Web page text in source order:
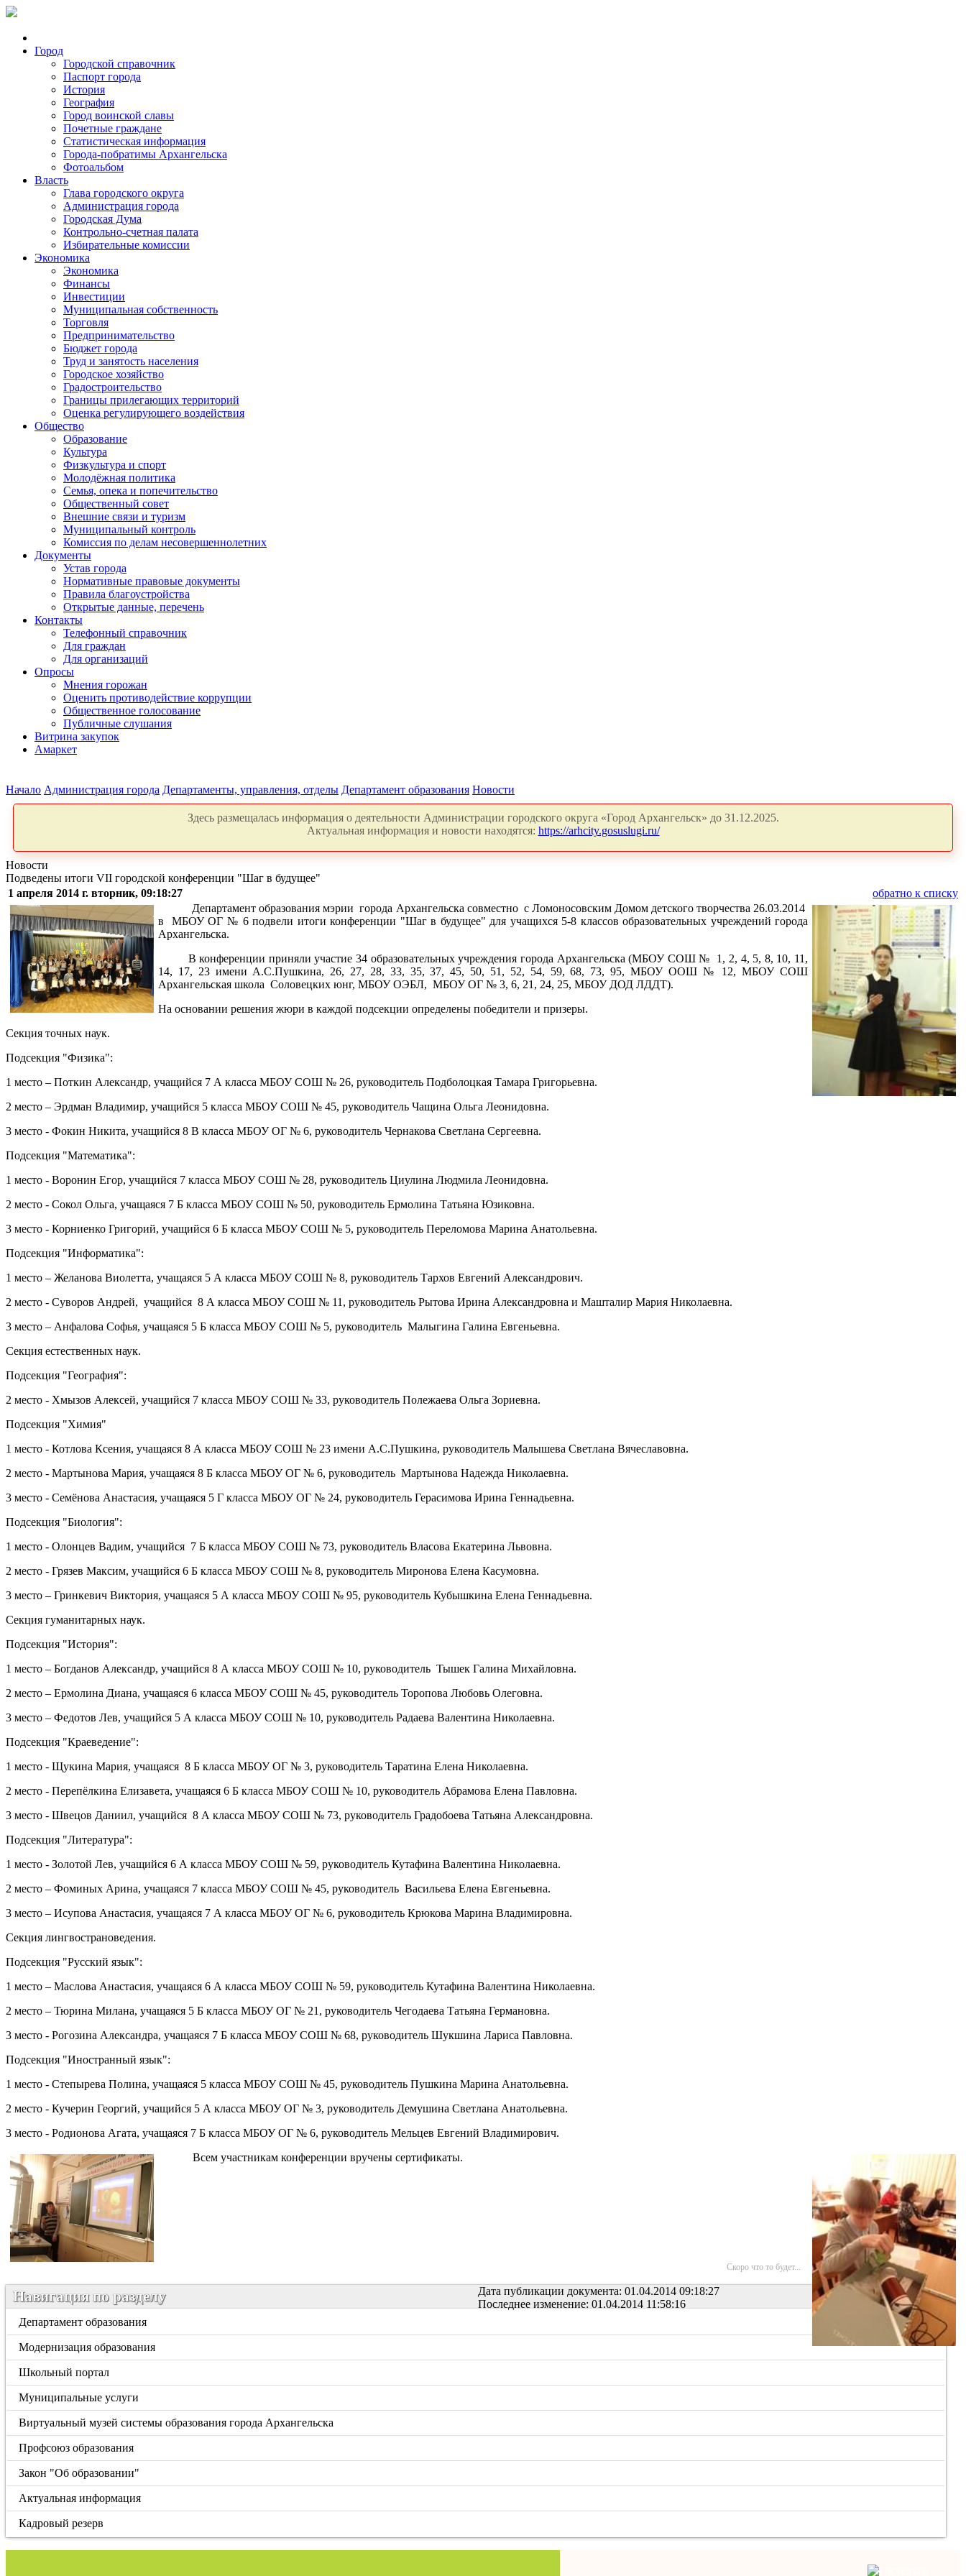
Город
Городской справочник
Паспорт города
История
География
Город воинской славы
Почетные граждане
Статистическая информация
Города-побратимы Архангельска
Фотоальбом
Власть
Глава городского округа
Администрация города
Городская Дума
Контрольно-счетная палата
Избирательные комиссии
Экономика
Экономика
Финансы
Инвестиции
Муниципальная собственность
Торговля
Предпринимательство
Бюджет города
Труд и занятость населения
Городское хозяйство
Градостроительство
Границы прилегающих территорий
Оценка регулирующего воздействия
Общество
Образование
Культура
Физкультура и спорт
Молодёжная политика
Семья, опека и попечительство
Общественный совет
Внешние связи и туризм
Муниципальный контроль
Комиссия по делам несовершеннолетних
Документы
Устав города
Нормативные правовые документы
Правила благоустройства
Открытые данные, перечень
Контакты
Телефонный справочник
Для граждан
Для организаций
Опросы
Мнения горожан
Оценить противодействие коррупции
Общественное голосование
Публичные слушания
Витрина закупок
Амаркет
Начало Администрация города Департаменты, управления, отделы Департамент образования Новости
Здесь размещалась информация о деятельности Администрации городского округа «Город Архангельск» до 31.12.2025.
Актуальная информация и новости находятся: https://arhcity.gosuslugi.ru/
Новости
Подведены итоги VII городской конференции "Шаг в будущее"
1 апреля 2014 г. вторник, 09:18:27
обратно к списку
Департамент образования мэрии города Архангельска совместно с Ломоносовским Домом детского творчества 26.03.2014
в МБОУ ОГ № 6 подвели итоги конференции "Шаг в будущее" для учащихся 5-8 классов образовательных учреждений города
Архангельска.
В конференции приняли участие 34 образовательных учреждения города Архангельска (МБОУ СОШ № 1, 2, 4, 5, 8, 10, 11,
14, 17, 23 имени А.С.Пушкина, 26, 27, 28, 33, 35, 37, 45, 50, 51, 52, 54, 59, 68, 73, 95, МБОУ ООШ № 12, МБОУ СОШ
Архангельская школа Соловецких юнг, МБОУ ОЭБЛ, МБОУ ОГ № 3, 6, 21, 24, 25, МБОУ ДОД ЛДДТ).
На основании решения жюри в каждой подсекции определены победители и призеры.
Секция точных наук.
Подсекция "Физика":
1 место – Поткин Александр, учащийся 7 А класса МБОУ СОШ № 26, руководитель Подболоцкая Тамара Григорьевна.
2 место – Эрдман Владимир, учащийся 5 класса МБОУ СОШ № 45, руководитель Чащина Ольга Леонидовна.
3 место - Фокин Никита, учащийся 8 В класса МБОУ ОГ № 6, руководитель Чернакова Светлана Сергеевна.
Подсекция "Математика":
1 место - Воронин Егор, учащийся 7 класса МБОУ СОШ № 28, руководитель Циулина Людмила Леонидовна.
2 место - Сокол Ольга, учащаяся 7 Б класса МБОУ СОШ № 50, руководитель Ермолина Татьяна Юзиковна.
3 место - Корниенко Григорий, учащийся 6 Б класса МБОУ СОШ № 5, руководитель Переломова Марина Анатольевна.
Подсекция "Информатика":
1 место – Желанова Виолетта, учащаяся 5 А класса МБОУ СОШ № 8, руководитель Тархов Евгений Александрович.
2 место - Суворов Андрей, учащийся 8 А класса МБОУ СОШ № 11, руководитель Рытова Ирина Александровна и Машталир Мария Николаевна.
3 место – Анфалова Софья, учащаяся 5 Б класса МБОУ СОШ № 5, руководитель Малыгина Галина Евгеньевна.
Секция естественных наук.
Подсекция "География":
2 место - Хмызов Алексей, учащийся 7 класса МБОУ СОШ № 33, руководитель Полежаева Ольга Зориевна.
Подсекция "Химия"
1 место - Котлова Ксения, учащаяся 8 А класса МБОУ СОШ № 23 имени А.С.Пушкина, руководитель Малышева Светлана Вячеславовна.
2 место - Мартынова Мария, учащаяся 8 Б класса МБОУ ОГ № 6, руководитель Мартынова Надежда Николаевна.
3 место - Семёнова Анастасия, учащаяся 5 Г класса МБОУ ОГ № 24, руководитель Герасимова Ирина Геннадьевна.
Подсекция "Биология":
1 место - Олонцев Вадим, учащийся 7 Б класса МБОУ СОШ № 73, руководитель Власова Екатерина Львовна.
2 место - Грязев Максим, учащийся 6 Б класса МБОУ СОШ № 8, руководитель Миронова Елена Касумовна.
3 место – Гринкевич Виктория, учащаяся 5 А класса МБОУ СОШ № 95, руководитель Кубышкина Елена Геннадьевна.
Секция гуманитарных наук.
Подсекция "История":
1 место – Богданов Александр, учащийся 8 А класса МБОУ СОШ № 10, руководитель Тышек Галина Михайловна.
2 место – Ермолина Диана, учащаяся 6 класса МБОУ СОШ № 45, руководитель Торопова Любовь Олеговна.
3 место – Федотов Лев, учащийся 5 А класса МБОУ СОШ № 10, руководитель Радаева Валентина Николаевна.
Подсекция "Краеведение":
1 место - Щукина Мария, учащаяся 8 Б класса МБОУ ОГ № 3, руководитель Таратина Елена Николаевна.
2 место - Перепёлкина Елизавета, учащаяся 6 Б класса МБОУ СОШ № 10, руководитель Абрамова Елена Павловна.
3 место - Швецов Даниил, учащийся 8 А класса МБОУ СОШ № 73, руководитель Градобоева Татьяна Александровна.
Подсекция "Литература":
1 место - Золотой Лев, учащийся 6 А класса МБОУ СОШ № 59, руководитель Кутафина Валентина Николаевна.
2 место – Фоминых Арина, учащаяся 7 класса МБОУ СОШ № 45, руководитель Васильева Елена Евгеньевна.
3 место – Исупова Анастасия, учащаяся 7 А класса МБОУ ОГ № 6, руководитель Крюкова Марина Владимировна.
Секция лингвострановедения.
Подсекция "Русский язык":
1 место – Маслова Анастасия, учащаяся 6 А класса МБОУ СОШ № 59, руководитель Кутафина Валентина Николаевна.
2 место – Тюрина Милана, учащаяся 5 Б класса МБОУ ОГ № 21, руководитель Чегодаева Татьяна Германовна.
3 место - Рогозина Александра, учащаяся 7 Б класса МБОУ СОШ № 68, руководитель Шукшина Лариса Павловна.
Подсекция "Иностранный язык":
1 место - Степырева Полина, учащаяся 5 класса МБОУ СОШ № 45, руководитель Пушкина Марина Анатольевна.
2 место - Кучерин Георгий, учащийся 5 А класса МБОУ ОГ № 3, руководитель Демушина Светлана Анатольевна.
3 место - Родионова Агата, учащаяся 7 Б класса МБОУ ОГ № 6, руководитель Мельцев Евгений Владимирович.
Всем участникам конференции вручены сертификаты.
Скоро что то будет...
Дата публикации документа: 01.04.2014 09:18:27
Последнее изменение: 01.04.2014 11:58:16
Навигация по разделу
Департамент образования
Модернизация образования
Школьный портал
Муниципальные услуги
Виртуальный музей системы образования города Архангельска
Профсоюз образования
Закон "Об образовании"
Актуальная информация
Кадровый резерв